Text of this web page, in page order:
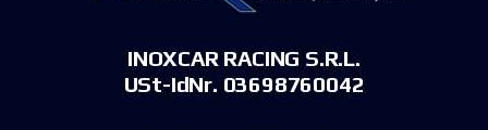
INOXCAR RACING S.R.L.
USt-IdNr. 03698760042